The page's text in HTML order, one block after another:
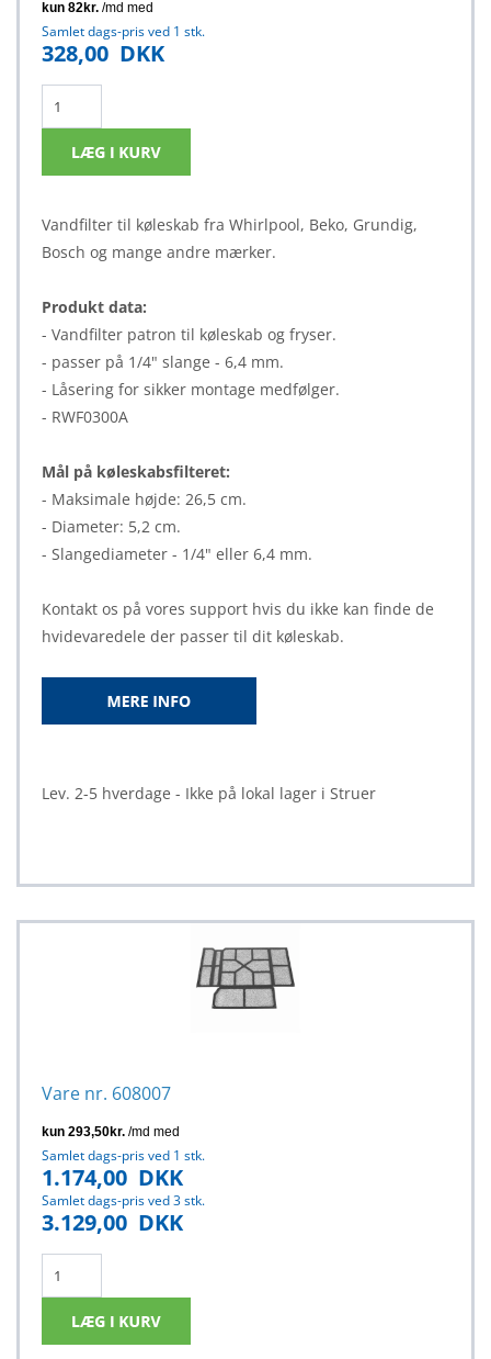
Samlet dags-pris ved 1 stk.
328,00 DKK
Vandfilter til køleskab fra Whirlpool, Beko, Grundig,
Bosch og mange andre mærker.
Produkt data:
- Vandfilter patron til køleskab og fryser.
- passer på 1/4" slange - 6,4 mm.
- Låsering for sikker montage medfølger.
- RWF0300A
Mål på køleskabsfilteret:
- Maksimale højde: 26,5 cm.
- Diameter: 5,2 cm.
- Slangediameter - 1/4" eller 6,4 mm.
Kontakt os på vores support hvis du ikke kan finde de
hvidevaredele der passer til dit køleskab.
Lev. 2-5 hverdage - Ikke på lokal lager i Struer
Vare nr. 608007
Samlet dags-pris ved 1 stk.
1.174,00 DKK
Samlet dags-pris ved 3 stk.
3.129,00 DKK